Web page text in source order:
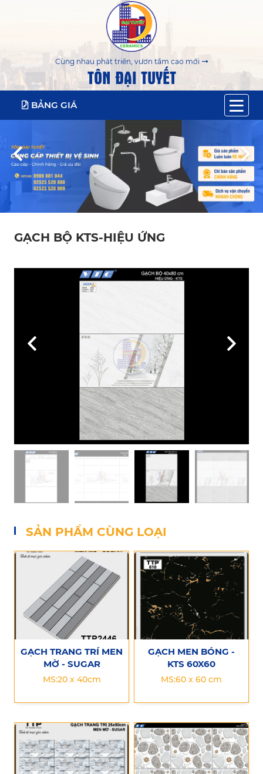
Cùng nhau phát triển, vươn tầm cao mới
TÔN ĐẠI TUYẾT
BẢNG GIÁ
GẠCH BỘ KTS-HIỆU ỨNG
SẢN PHẨM CÙNG LOẠI
GẠCH TRANG TRÍ MEN
MỜ - SUGAR
MS:20 x 40cm
GẠCH MEN BÓNG -
KTS 60X60
MS:60 x 60 cm